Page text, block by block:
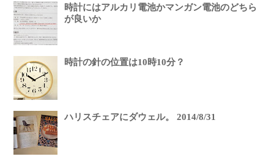
時計にはアルカリ電池かマンガン電池のどちら
が良いか
時計の針の位置は10時10分？
ハリスチェアにダウェル。 2014/8/31